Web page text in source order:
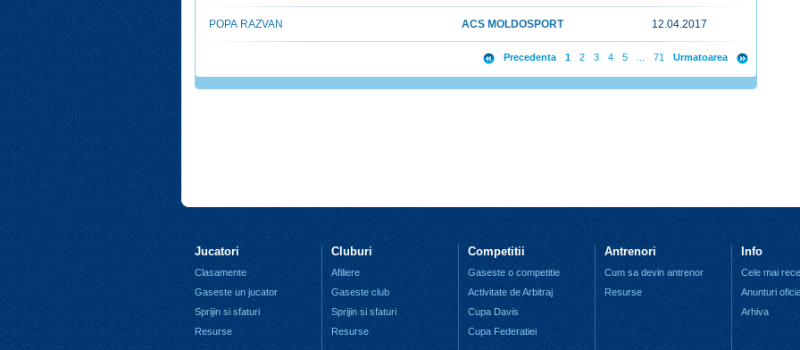
POPA RAZVAN ACS MOLDOSPORT 12.04.2017
Precedenta 1 2 3 4 5 71 Urmatoarea
Jucatori
Clasamente
Gaseste un jucator
Sprijin si sfaturi
Resurse
Cluburi
Afiliere
Gaseste club
Sprijin si sfaturi
Resurse
Competitii
Gaseste o competitie
Activitate de Arbitraj
Cupa Davis
Cupa Federatiei
Antrenori
Cum sa devin antrenor
Resurse
Info
Cele mai
Anunturi
Arhiva